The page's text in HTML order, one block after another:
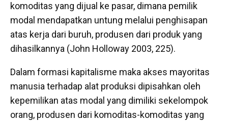
komoditas yang dijual ke pasar, dimana pemilik
modal mendapatkan untung melalui penghisapan
atas kerja dari buruh, produsen dari produk yang
dihasilkannya (John Holloway 2003, 225).
Dalam formasi kapitalisme maka akses mayoritas
manusia terhadap alat produksi dipisahkan oleh
kepemilikan atas modal yang dimiliki sekelompok
orang, produsen dari komoditas-komoditas yang